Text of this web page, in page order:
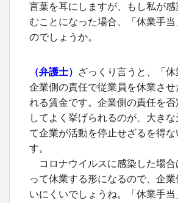
言葉を耳にしますが、もし私が
むことになった場合、「休業手当
のでしょうか。
（弁護士）
ざっくり言うと、「休
企業側の責任で従業員を休業さ
れる賃金です。企業側の責任を否
してよく挙げられるのが、大き
て企業が活動を停止せざるを得
す。
コロナウイルスに感染した場
って休業する形になるので、企
いにくいでしょうね。「休業手当